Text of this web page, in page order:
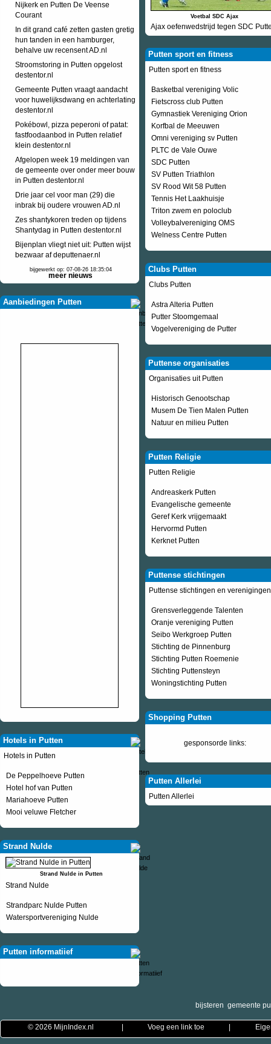
Nijkerk en Putten De Veense
Courant
In dit grand café zetten gasten gretig
hun tanden in een hamburger,
behalve uw recensent AD.nl
Stroomstoring in Putten opgelost
destentor.nl
Gemeente Putten vraagt aandacht
voor huwelijksdwang en achterlating
destentor.nl
Pokébowl, pizza peperoni of patat:
fastfoodaanbod in Putten relatief
klein destentor.nl
Afgelopen week 19 meldingen van
de gemeente over onder meer bouw
in Putten destentor.nl
Drie jaar cel voor man (29) die
inbrak bij oudere vrouwen AD.nl
Zes shantykoren treden op tijdens
Shantydag in Putten destentor.nl
Bijenplan vliegt niet uit: Putten wijst
bezwaar af deputtenaer.nl
bijgewerkt op: 07-08-26 18:35:04
meer nieuws
Aanbiedingen Putten
Hotels in Putten
Hotels in Putten
De Peppelhoeve Putten
Hotel hof van Putten
Mariahoeve Putten
Mooi veluwe Fletcher
Strand Nulde
Strand Nulde in Putten
Strand Nulde
Strandparc Nulde Putten
Watersportvereniging Nulde
Putten informatiief
Voetbal SDC Ajax
Ajax oefenwedstrijd tegen SDC
Putten sport en fitness
Putten sport en fitness
Basketbal vereniging Volic
Fietscross club Putten
Gymnastiek Vereniging Orion
Korfbal de Meeuwen
Omni vereniging sv Putten
PLTC de Vale Ouwe
SDC Putten
SV Putten Triathlon
SV Rood Wit 58 Putten
Tennis Het Laakhuisje
Triton zwem en poloclub
Volleybalvereniging OMS
Welness Centre Putten
Clubs Putten
Clubs Putten
Astra Alteria Putten
Putter Stoomgemaal
Vogelvereniging de Putter
Puttense organisaties
Organisaties uit Putten
Historisch Genootschap
Musem De Tien Malen Putten
Natuur en milieu Putten
Putten Religie
Putten Religie
Andreaskerk Putten
Evangelische gemeente
Geref Kerk vrijgemaakt
Hervormd Putten
Kerknet Putten
Puttense stichtingen
Puttense stichtingen en verenigingen
Grensverleggende Talenten
Oranje vereniging Putten
Seibo Werkgroep Putten
Stichting de Pinnenburg
Stichting Putten Roemenie
Stichting Puttensteyn
Woningstichting Putten
Shopping Putten
gesponsorde links:
Putten Allerlei
Putten Allerlei
bijsteren gemeente
© 2026 MijnIndex.nl Voeg een link toe